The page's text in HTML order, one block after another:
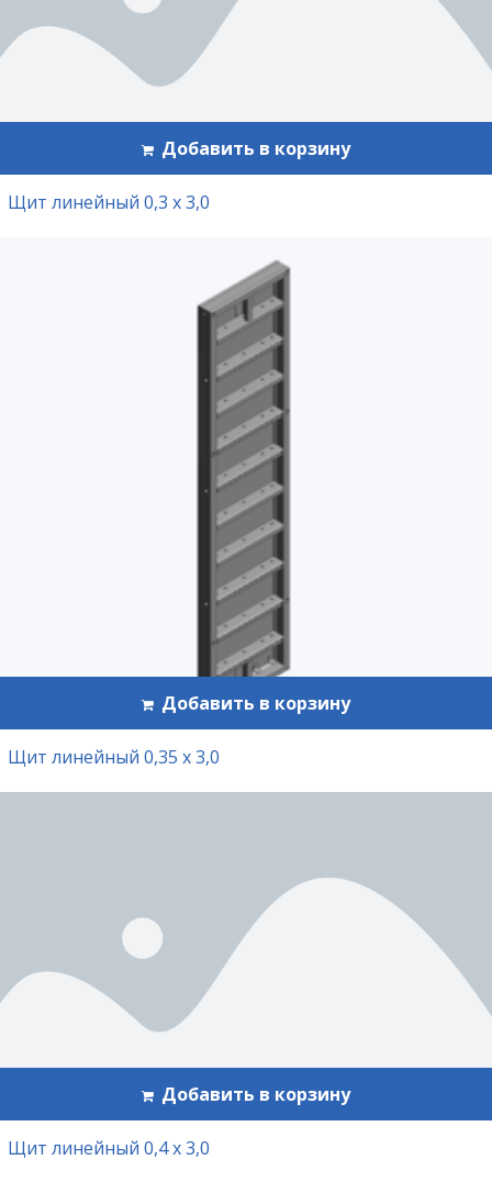
Добавить в корзину
Щит линейный 0,3 х 3,0
Добавить в корзину
Щит линейный 0,35 х 3,0
Добавить в корзину
Щит линейный 0,4 х 3,0